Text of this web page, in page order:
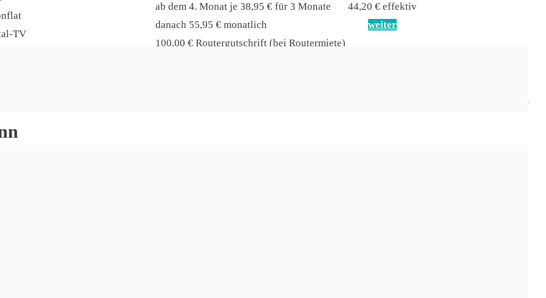
TV
ab dem 4. Monat je 38,95 € für 3 Monate
danach 55,95 € monatlich
100,00 € Routergutschrift (bei Routermiete)
44,20 € effektiv
weiter
Tarife aufgelistet, die in Heilsbronn derzeit verfügbar sind.